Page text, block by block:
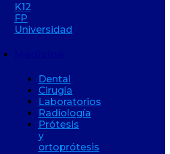
K12
FP
Universidad
Dental
Cirugía
Laboratorios
Radiología
Prótesis
y
ortoprótesis